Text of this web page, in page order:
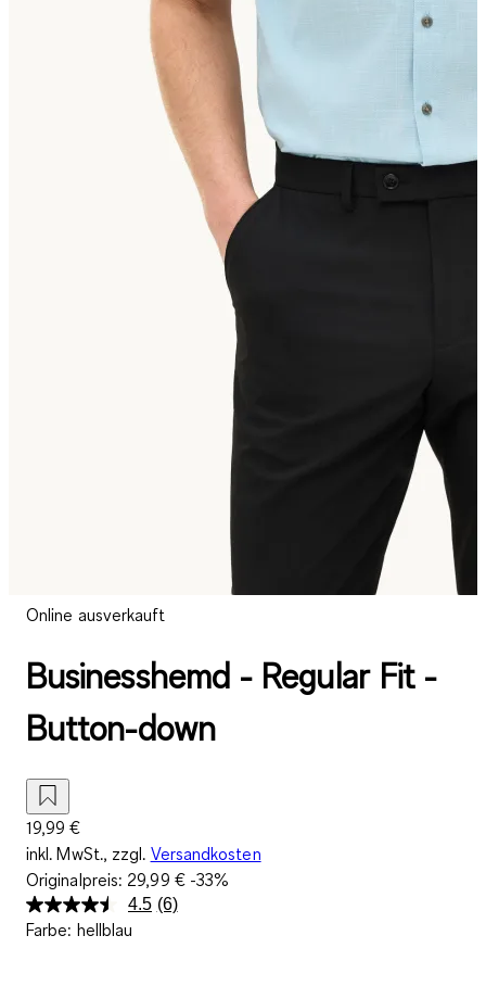
Online ausverkauft
Businesshemd - Regular Fit -
Button-down
19,99 €
inkl. MwSt., zzgl. Versandkosten
Originalpreis: 29,99 €-33%
4.5 6
(6)
Farbe: hellblau